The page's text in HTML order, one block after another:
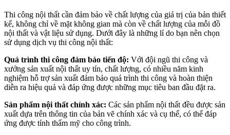
Thi công nội thất cần đảm bảo về chất lượng của giá trị của bản thiết
kế, không chỉ về mặt không gian mà còn về chất lượng của mỗi đồ
nội thất và vật liệu sử dụng. Dưới đây là những lí do bạn nên chọn
sử dụng dịch vụ thi công nội thất:
Quá trình thi công đảm bảo tiến độ: Với đội ngũ thi công và
xưởng sản xuất nội thất uy tín, chất lượng, có nhiều năm kinh
nghiệm hỗ trợ sản xuất đảm bảo quá trình thi công và hoàn thiện
diễn ra hiệu quả và đáp ứng được những mục tiêu ban đầu đặt ra.
Sản phẩm nội thất chính xác: Các sản phẩm nội thất đều được sản
xuất dựa trên thông tin của bản vẽ chính xác và cụ thể, có thể đáp
ứng được tính thẩm mỹ cho công trình.